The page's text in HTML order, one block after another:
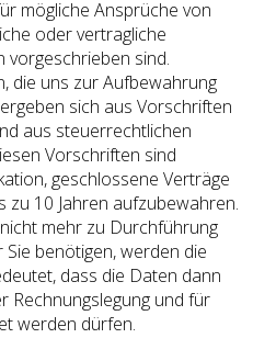
mögliche Ansprüche von
oder vertragliche
vorgeschrieben sind.
die uns zur Aufbewahrung
sich aus Vorschriften
aus steuerrechtlichen
Vorschriften sind
geschlossene Verträge
zu 10 Jahren aufzubewahren.
mehr zu Durchführung
benötigen, werden die
dass die Daten dann
Rechnungslegung und für
werden dürfen.